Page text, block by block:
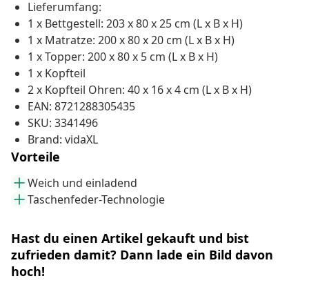
Lieferumfang:
1 x Bettgestell: 203 x 80 x 25 cm (L x B x H)
1 x Matratze: 200 x 80 x 20 cm (L x B x H)
1 x Topper: 200 x 80 x 5 cm (L x B x H)
1 x Kopfteil
2 x Kopfteil Ohren: 40 x 16 x 4 cm (L x B x H)
EAN: 8721288305435
SKU: 3341496
Brand: vidaXL
Vorteile
Weich und einladend
Taschenfeder-Technologie
Hast du einen Artikel gekauft und bist
zufrieden damit? Dann lade ein Bild davon
hoch!